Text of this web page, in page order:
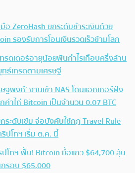
อ ZeroHash ยกระดับชำระเงินด้วย
รองรับการโอนเงินรวดเร็วข้ามโลก
รดเดอร์อายุน้อยฟันกำไรเกือบครึ่งล้าน
ธ์เทรดตามเศรษฐี
ษฐพงศ์’ งานเข้า NAS โดนแฮกเกอร์ฝัง
กค่าไถ่ Bitcoin เป็นจำนวน 0.07 BTC
ระดับเข้ม จ่อบังคับใช้กฏ Travel Rule
ปโทฯ เริ่ม ต.ค. นี้
โทฯ ฟื้น! Bitcoin ยื้อแถว $64,700 ลุ้น
รอบ $65,000